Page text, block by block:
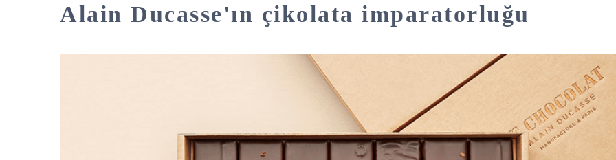
Alain Ducasse'ın çikolata imparatorluğu